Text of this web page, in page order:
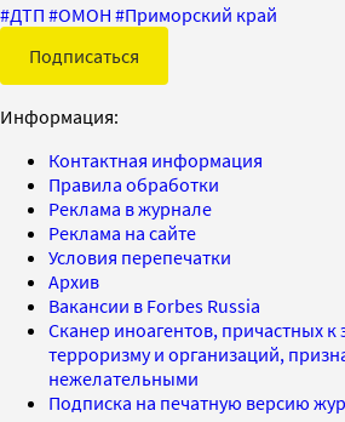
#ДТП #ОМОН #Приморский край
Подписаться
Информация:
Контактная информация
Правила обработки
Реклама в журнале
Реклама на сайте
Условия перепечатки
Архив
Вакансии в Forbes Russia
Сканер иноагентов, причастных к
терроризму и организаций,
нежелательными
Подписка на печатную версию